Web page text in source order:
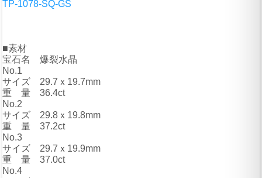
TP-1078-SQ-GS
■素材
宝石名 爆裂水晶
No.1
サイズ 29.7ｘ19.7mm
重 量 36.4ct
No.2
サイズ 29.8ｘ19.8mm
重 量 37.2ct
No.3
サイズ 29.7ｘ19.9mm
重 量 37.0ct
No.4